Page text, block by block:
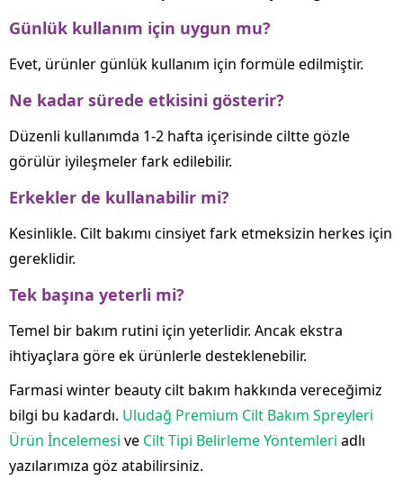
Günlük kullanım için uygun mu?
Evet, ürünler günlük kullanım için formüle edilmiştir.
Ne kadar sürede etkisini gösterir?
Düzenli kullanımda 1-2 hafta içerisinde ciltte gözle
görülür iyileşmeler fark edilebilir.
Erkekler de kullanabilir mi?
Kesinlikle. Cilt bakımı cinsiyet fark etmeksizin herkes için
gereklidir.
Tek başına yeterli mi?
Temel bir bakım rutini için yeterlidir. Ancak ekstra
ihtiyaçlara göre ek ürünlerle desteklenebilir.
Farmasi winter beauty cilt bakım hakkında vereceğimiz
bilgi bu kadardı. Uludağ Premium Cilt Bakım Spreyleri
Ürün İncelemesi ve Cilt Tipi Belirleme Yöntemleri adlı
yazılarımıza göz atabilirsiniz.